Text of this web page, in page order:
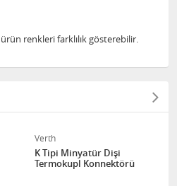
renkleri farklılık gösterebilir.
Verth
K Tipi Minyatür Dişi
Termokupl Konnektörü